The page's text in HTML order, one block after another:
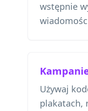
wstępnie
Używaj
plakatach,